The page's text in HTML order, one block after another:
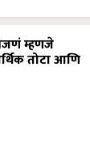
म्हणजे
तोटा आणि